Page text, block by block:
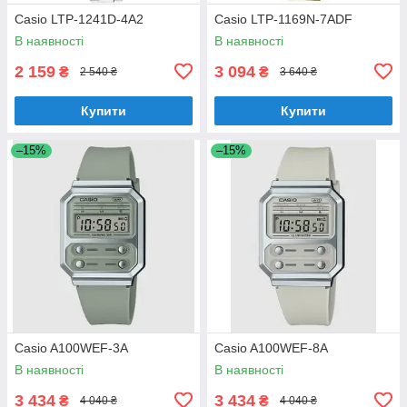
Casio LTP-1241D-4A2
В наявності
2 159 ₴ 2 540 ₴
Купити
Casio LTP-1169N-7ADF
В наявності
3 094 ₴ 3 640 ₴
Купити
–15%
Casio A100WEF-3A
В наявності
3 434 ₴ 4 040 ₴
–15%
Casio A100WEF-8A
В наявності
3 434 ₴ 4 040 ₴